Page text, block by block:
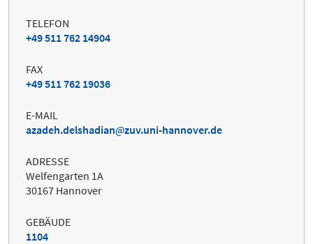
TELEFON
+49 511 762 14904
FAX
+49 511 762 19036
E-MAIL
azadeh.delshadian
zuv.uni-hannover.de
ADRESSE
Welfengarten 1A
30167 Hannover
GEBÄUDE
1104